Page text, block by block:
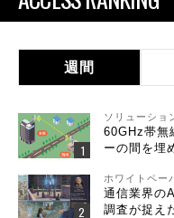
週間
ソリューショ
60GHz帯
ーの間を埋
ホワイトペー
通信業界の
調査が捉え